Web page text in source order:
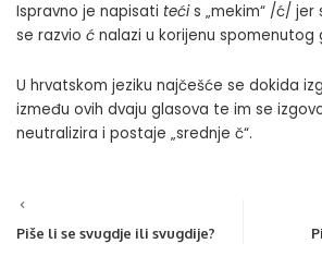
Ispravno je napisati tećis „mekim“ /ć/ jer
se razvio ć nalazi u korijenu spomenutog
U hrvatskom jeziku najčešće se dokida
između ovih dvaju glasova te im se
neutralizira i postaje „srednje č“.
Piše li se svugdje ili svugdije?